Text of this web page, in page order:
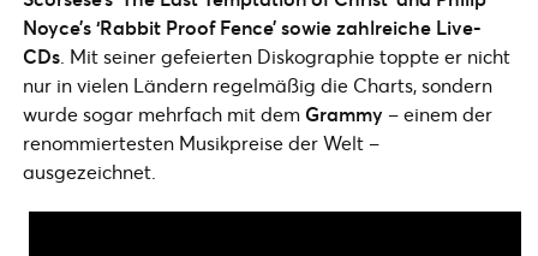
Noyce’s ‘Rabbit Proof Fence’ sowie zahlreiche Live-
CDs . Mit seiner gefeierten Diskographie toppte er nicht
nur in vielen Ländern regelmäßig die Charts, sondern
wurde sogar mehrfach mit dem Grammy – einem der
renommiertesten Musikpreise der Welt –
ausgezeichnet.